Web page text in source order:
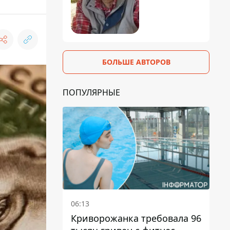
БОЛЬШЕ АВТОРОВ
ПОПУЛЯРНЫЕ
06:13
Криворожанка требовала 96